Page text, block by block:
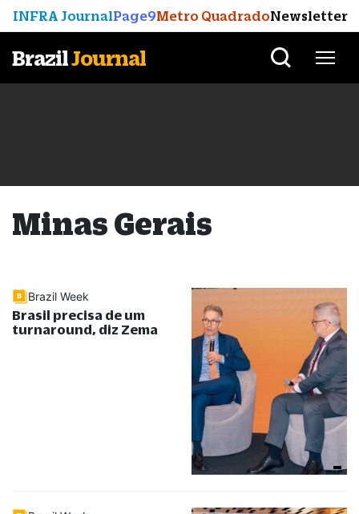
INFRA JournalPage9Metro QuadradoNewsletter
BrazilJournal
Minas Gerais
Brazil Week
Brasil precisa de um
turnaround, diz Zema